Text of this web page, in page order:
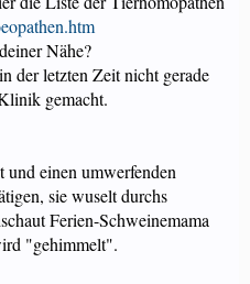
Nähe?
der letzten Zeit nicht gerade
gemacht.
einen umwerfenden
sie wuselt durchs
Ferien-Schweinemama
"gehimmelt".